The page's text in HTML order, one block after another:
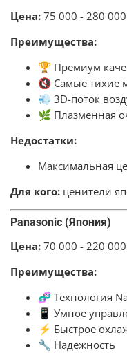
Цена:75 000 - 280
Преимущества:
🏆 Премиум
🔇 Самые тихие
💨 3D-поток
🌿 Плазменная
Недостатки:
Максимальная
Для кого: ценители
Panasonic (Япония)
Цена:70 000 - 220
Преимущества:
🧬 Технология
📱 Умное
⚡ Быстрое
🔧 Надежность